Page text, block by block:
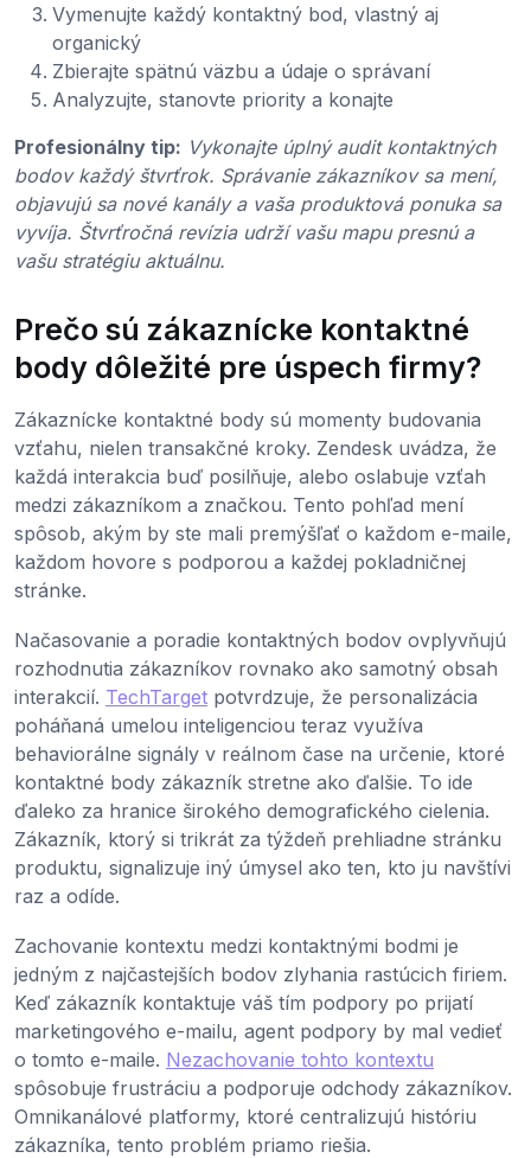
Vymenujte každý kontaktný bod, vlastný aj
organický
Zbierajte spätnú väzbu a údaje o správaní
Analyzujte, stanovte priority a konajte
Profesionálny tip: Vykonajte úplný audit kontaktných
bodov každý štvrťrok. Správanie zákazníkov sa mení,
objavujú sa nové kanály a vaša produktová ponuka sa
vyvíja. Štvrťročná revízia udrží vašu mapu presnú a
vašu stratégiu aktuálnu.
Prečo sú zákaznícke kontaktné
body dôležité pre úspech firmy?
Zákaznícke kontaktné body sú momenty budovania
vzťahu, nielen transakčné kroky. Zendesk uvádza, že
každá interakcia buď posilňuje, alebo oslabuje vzťah
medzi zákazníkom a značkou. Tento pohľad mení
spôsob, akým by ste mali premýšľať o každom e-maile,
každom hovore s podporou a každej pokladničnej
stránke.
Načasovanie a poradie kontaktných bodov ovplyvňujú
rozhodnutia zákazníkov rovnako ako samotný obsah
interakcií. TechTarget potvrdzuje, že personalizácia
poháňaná umelou inteligenciou teraz využíva
behaviorálne signály v reálnom čase na určenie, ktoré
kontaktné body zákazník stretne ako ďalšie. To ide
ďaleko za hranice širokého demografického cielenia.
Zákazník, ktorý si trikrát za týždeň prehliadne stránku
produktu, signalizuje iný úmysel ako ten, kto ju navštívi
raz a odíde.
Zachovanie kontextu medzi kontaktnými bodmi je
jedným z najčastejších bodov zlyhania rastúcich firiem.
Keď zákazník kontaktuje váš tím podpory po prijatí
marketingového e-mailu, agent podpory by mal vedieť
o tomto e-maile. Nezachovanie tohto kontextu
spôsobuje frustráciu a podporuje odchody zákazníkov.
Omnikanálové platformy, ktoré centralizujú históriu
zákazníka, tento problém priamo riešia.